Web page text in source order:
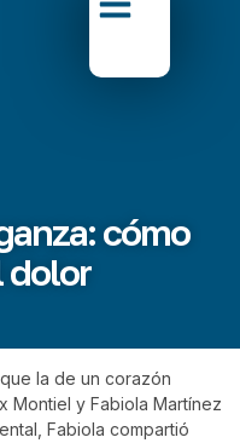
cómo
dolor
la de un corazón
Montiel y Fabiola Martínez
Fabiola compartió